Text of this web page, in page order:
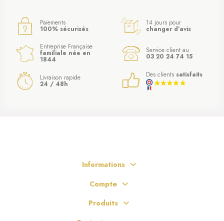
Paiements
100% sécurisés
14 jours pour
changer d’avis
Entreprise Française
familiale née en
1844
Service client au
03 20 24 74 15
Livraison rapide
24 / 48h
Des clients satisfaits
Informations
Compte
Produits